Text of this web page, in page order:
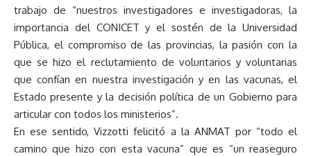
trabajo de “nuestros investigadores e investigadoras, la
importancia del CONICET y el sostén de la Universidad
Pública, el compromiso de las provincias, la pasión con la
que se hizo el reclutamiento de voluntarios y voluntarias
que confían en nuestra investigación y en las vacunas, el
Estado presente y la decisión política de un Gobierno para
articular con todos los ministerios”.
En ese sentido, Vizzotti felicitó a la ANMAT por “todo el
camino que hizo con esta vacuna” que es “un reaseguro